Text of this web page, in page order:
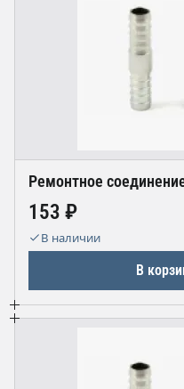
Ремонтное
153 ₽
В наличии
В